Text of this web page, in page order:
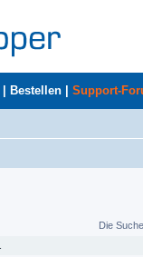
Bestellen Support-
Die